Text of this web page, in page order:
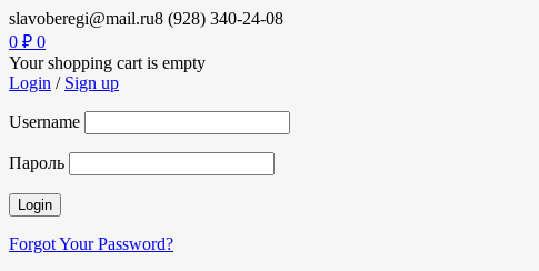
slavoberegi@mail.ru8 (928) 340-24-08
0 ₽ 0
Your shopping cart is empty
Login / Sign up
Username
Пароль
Forgot Your Password?